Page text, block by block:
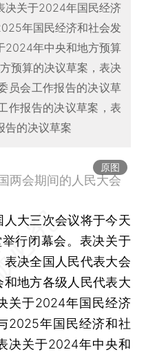
决关于2024年国民经济
年国民经济和社会发
2024年中央和地方预算
预算的决议草案，表决
员会工作报告的决议草
作报告的决议草案，表
告的决议草案
原图
两会期间的人民大会
人大三次会议将于今天
行闭幕会。表决关于
决全国人民代表大会
地方各级人民代表大
关于2024年国民经济
2025年国民经济和社
决关于2024年中央和